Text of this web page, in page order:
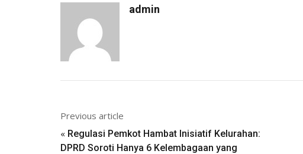
admin
Previous article
« Regulasi Pemkot Hambat Inisiatif Kelurahan:
DPRD Soroti Hanya 6 Kelembagaan yang